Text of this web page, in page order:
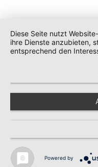
Diese Seite nutzt
ihre Dienste anzubieten,
entsprechend den
Powered by